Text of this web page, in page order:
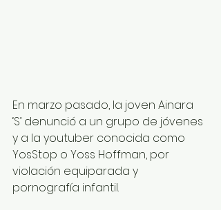
En marzo pasado, la joven Ainara
‘S’ denunció a un grupo de jóvenes
y a la youtuber conocida como
YosStop o Yoss Hoffman, por
violación equiparada y
pornografía infantil.